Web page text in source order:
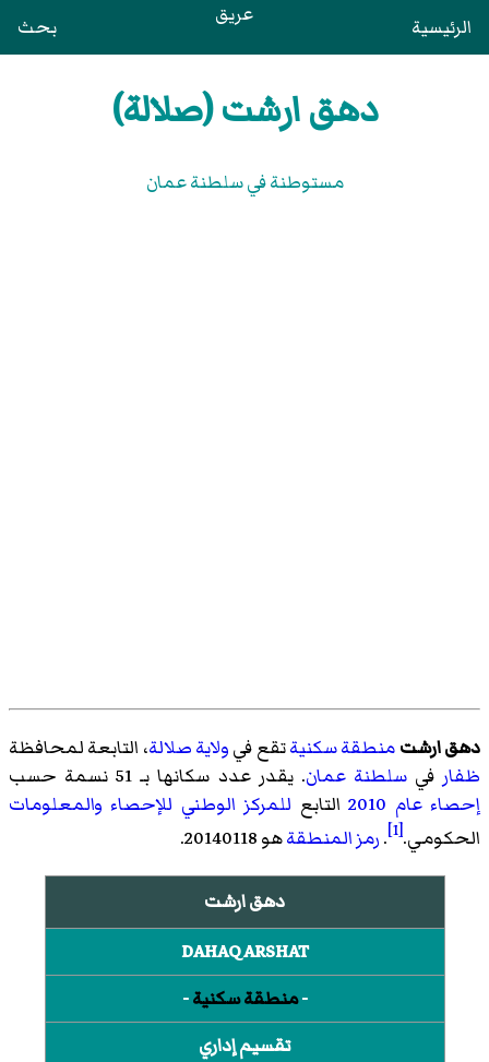
الرئيسية عريق بحث
دهق ارشت (صلالة)
مستوطنة في سلطنة عمان
دهق ارشتمنطقة سكنيةتقع فيولاية صلالة، التابعة لمحافظة
ظفار فيسلطنة عمان. يقدر عدد سكانها بـ 51 نسمة حسب
إحصاء عام 2010
التابع للمركز الوطني للإحصاء والمعلومات
الحكومي.[1]
.رمز المنطقةهو 20140118.
دهق ارشت
DAHAQ ARSHAT
-منطقة سكنية-
تقسيم إداري